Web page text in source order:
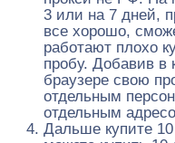
3 или на 7 дней,
все хорошо,
работают плохо
пробу. Добавив в
браузере свою
отдельным
отдельным
Дальше купите 10